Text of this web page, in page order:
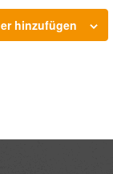
hinzufügen